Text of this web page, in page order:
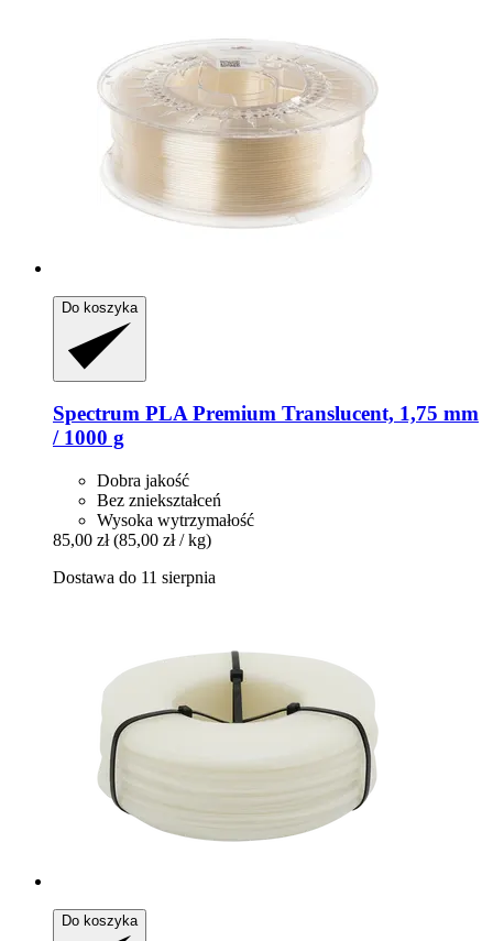
Do koszyka
Spectrum PLA Premium Translucent, 1,75 mm
/ 1000 g
Dobra jakość
Bez zniekształceń
Wysoka wytrzymałość
85,00 zł (85,00 zł / kg)
Dostawa do 11 sierpnia
Do koszyka